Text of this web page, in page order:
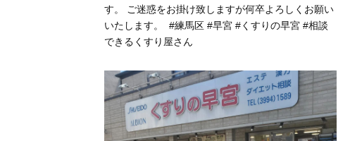
す。⁡ ⁡ご迷惑をお掛け致しますが何卒よろしくお願い
いたします。⁡ ⁡ #練馬区 #早宮 #くすりの早宮 #相談
できるくすり屋さん